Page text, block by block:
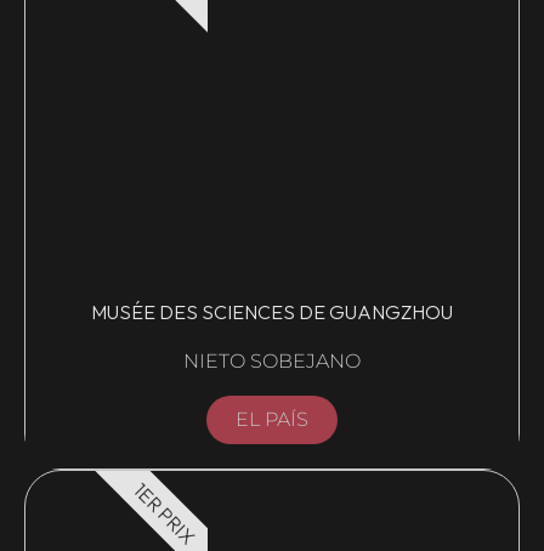
MUSÉE DES SCIENCES DE GUANGZHOU
NIETO SOBEJANO
EL PAÍS
1ER PRIX